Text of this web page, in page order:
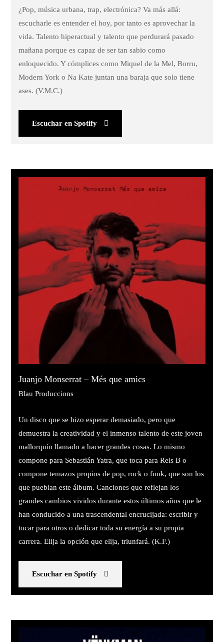
¿Pop, música urbana, trap, electrónica? Va más allá:
escucharle es entender el hoy, por tanto es aprovechar la
vida. Talento hiperactual y talento que perdurará pasado
mañana porque es capaz de ser tan sabio como
enloquecido. Y cómplices como Miquel de la Mel, Borru,
Modern York o Na Kate juntan una baraja que solo tiene
ases. (V.M.C.)
Escuchar en Spotify
Juanjo Monserrat – Més que amics
Blau Produccions
Un disco que se hizo esperar demasiado, pero que
demuestra la creatividad y el inmenso talento de este joven
mallorquín llamado a hacer grandes cosas. Lo mismo
compone para Sebastián Yatra, que toca para Rels B o
compone temazos propios de pop, rock o funk, que son los
que pueblan este álbum. Canciones que reflejan los
grandes cambios vividos durante estos últimos años que le
han conducido a una trascendental encrucijada: escribir y
tocar para otros o dedicar toda su energía a su propia
carrera. Elija la opción que elija, triunfará. (K.F.)
Escuchar en Spotify